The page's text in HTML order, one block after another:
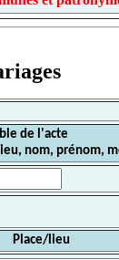
de l'acte
nom, prénom,
Place/lieu